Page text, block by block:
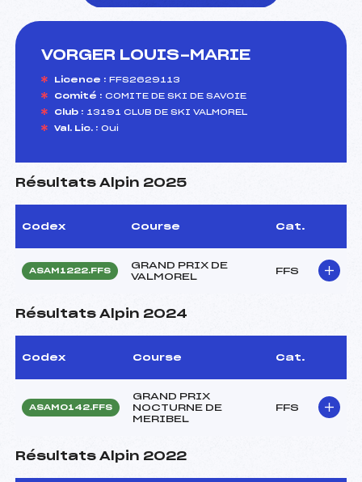
VORGER LOUIS-MARIE
Licence : FFS2629113
Comité : COMITE DE SKI DE SAVOIE
Club : 13191 CLUB DE SKI VALMOREL
Val. Lic. : Oui
Résultats Alpin 2025
Codex Course Cat.
ASAM1222.FFS
GRAND PRIX DE
VALMOREL
FFS
Résultats Alpin 2024
Codex Course Cat.
ASAM0142.FFS
GRAND PRIX
NOCTURNE DE
MERIBEL
FFS
Résultats Alpin 2022